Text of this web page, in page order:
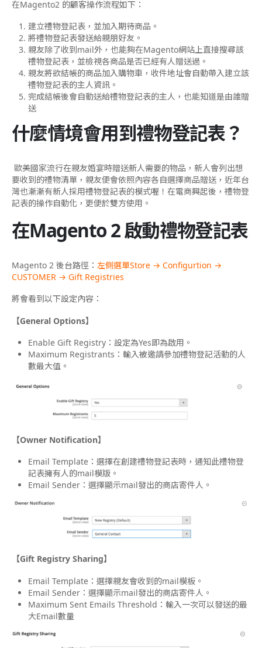
在Magento2 的顧客操作流程如下：
建立禮物登記表，並加入期待商品。
將禮物登記表發送給親朋好友。
親友除了收到mail外，也能夠在Magento網站上直接搜尋該
禮物登記表，並檢視各商品是否已經有人贈送過。
親友將欲結帳的商品加入購物車，收件地址會自動帶入建立該
禮物登記表的主人資訊。
完成結帳後會自動送給禮物登記表的主人，也能知道是由誰贈
送
什麼情境會用到禮物登記表？
歐美國家流行在親友婚宴時贈送新人需要的物品，新人會列出想
要收到的禮物清單，親友便會依照內容各自選擇商品贈送，近年台
灣也漸漸有新人採用禮物登記表的模式喔！在電商興起後，禮物登
記表的操作自動化，更便於雙方使用。
在Magento 2 啟動禮物登記表
Magento 2 後台路徑： 左側選單Store → Configurtion →
CUSTOMER → Gift Registries
將會看到以下設定內容：
【General Options】
Enable Gift Registry：設定為Yes即為啟用。
Maximum Registrants：輸入被邀請參加禮物登記活動的人
數最大值。
【Owner Notification】
Email Template：選擇在創建禮物登記表時，通知此禮物登
記表擁有人的mail模版。
Email Sender：選擇顯示mail發出的商店寄件人。
【Gift Registry Sharing】
Email Template：選擇親友會收到的mail模板。
Email Sender：選擇顯示mail發出的商店寄件人。
Maximum Sent Emails Threshold：輸入一次可以發送的最
大Email數量